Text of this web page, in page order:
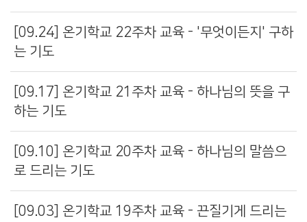
[09.24] 온기학교 22주차 교육 - '무엇이든지' 구하
는 기도
[09.17] 온기학교 21주차 교육 - 하나님의 뜻을 구
하는 기도
[09.10] 온기학교 20주차 교육 - 하나님의 말씀으
로 드리는 기도
[09.03] 온기학교 19주차 교육 - 끈질기게 드리는